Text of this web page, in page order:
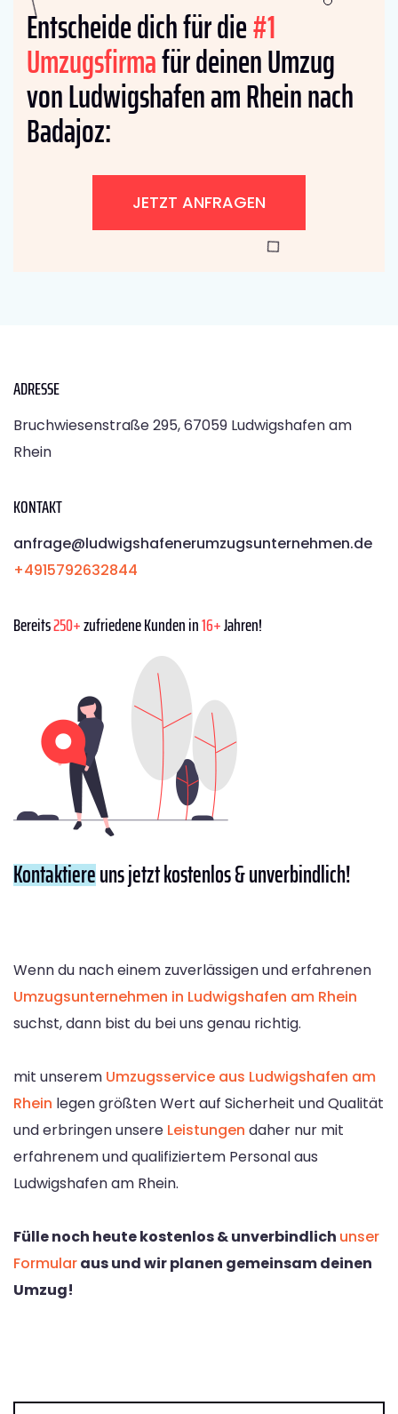
Entscheide dich für die#1
Umzugsfirmafür deinen Umzug
von Ludwigshafen am Rhein nach
Badajoz:
JETZT ANFRAGEN
ADRESSE
Bruchwiesenstraße 295, 67059 Ludwigshafen am
Rhein
KONTAKT
anfrage@ludwigshafenerumzugsunternehmen.de
+4915792632844
Bereits250+zufriedene Kunden in16+Jahren!
Kontaktiereuns jetzt kostenlos & unverbindlich!
Wenn du nach einem zuverlässigen und erfahrenen
Umzugsunternehmen in Ludwigshafen am Rhein
suchst, dann bist du bei uns genau richtig.
mit unserem Umzugsservice aus Ludwigshafen am
Rhein legen größten Wert auf Sicherheit und Qualität
und erbringen unsere Leistungen daher nur mit
erfahrenem und qualifiziertem Personal aus
Ludwigshafen am Rhein.
Fülle noch heute kostenlos & unverbindlich unser
Formularaus und wir planen gemeinsam deinen
Umzug!